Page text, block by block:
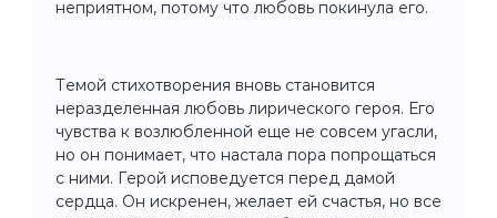
неприятном, потому что любовь покинула его.
Темой стихотворения вновь становится
неразделенная любовь лирического героя. Его
чувства к возлюбленной еще не совсем угасли,
но он понимает, что настала пора попрощаться
с ними. Герой исповедуется перед дамой
сердца. Он искренен, желает ей счастья, но все